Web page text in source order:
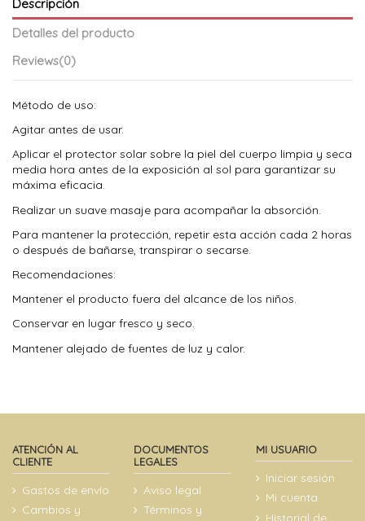
Descripción
Detalles del producto
Reviews(0)
Método de uso:
Agitar antes de usar.
Aplicar el protector solar sobre la piel del cuerpo limpia y seca
media hora antes de la exposición al sol para garantizar su
máxima eficacia.
Realizar un suave masaje para acompañar la absorción.
Para mantener la protección, repetir esta acción cada 2 horas
o después de bañarse, transpirar o secarse.
Recomendaciones:
Mantener el producto fuera del alcance de los niños.
Conservar en lugar fresco y seco.
Mantener alejado de fuentes de luz y calor.
ATENCIÓN AL
CLIENTE
Gastos de envío
Cambios y
DOCUMENTOS
LEGALES
Aviso legal
Términos y
MI USUARIO
Iniciar sesión
Mi cuenta
Historial de